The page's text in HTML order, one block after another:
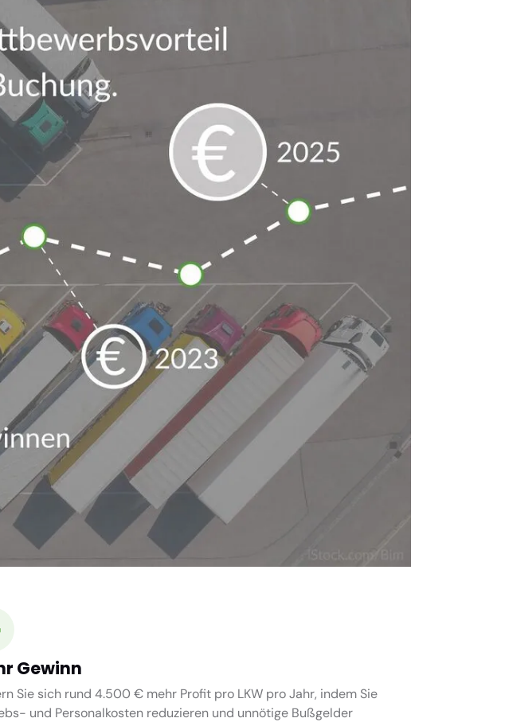
Gewinn
Sie sich rund 4.500 € mehr Profit pro LKW pro Jahr, indem Sie
und Personalkosten reduzieren und unnötige Bußgelder